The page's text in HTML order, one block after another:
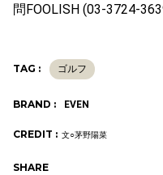
問FOOLISH (03-3724-
TAG : ゴルフ
BRAND : EVEN
CREDIT : 文○茅野陽菜
SHARE